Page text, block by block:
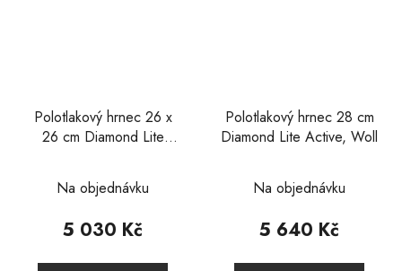
Polotlakový hrnec 26 x
26 cm Diamond Lite
Na objednávku
5 030 Kč
Polotlakový hrnec 28 cm
Diamond Lite Active, Woll
hodnocení
produktu
Na objednávku
5 640 Kč